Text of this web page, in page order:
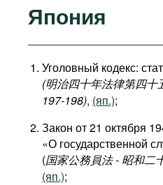
Япония
Уголовный кодекс:
(明治四十年法律第四十
197-198), (яп.);
Закон от 21 октября
«О государственной
(国家公務員法 - 昭和二
(яп.);